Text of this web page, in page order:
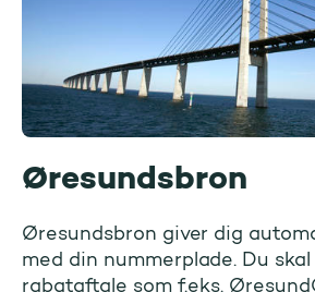
Øresundsbron
Øresundsbron giver dig
med din nummerplade. Du
rabataftale som f.eks.